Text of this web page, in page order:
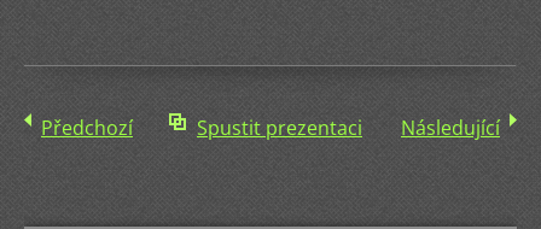
Předchozí Spustit prezentaci Následující